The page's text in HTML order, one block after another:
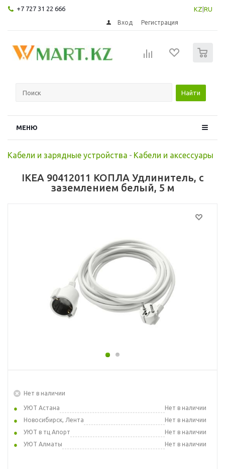
+7 727 31 22 666 KZ RU
Вход Регистрация
Найти
МЕНЮ
Кабели и зарядные устройства - Кабели и аксессуары
IKEA 90412011 КОПЛА Удлинитель, с
заземлением белый, 5 м
Нет в наличии
УЮТ Астана
Нет в наличии
Новосибирск, Лента
Нет в наличии
УЮТ в тц Апорт
Нет в наличии
УЮТ Алматы
Нет в наличии